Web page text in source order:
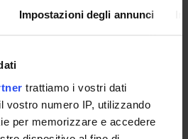
Impostazioni degli annunci
trattiamo i vostri dati
vostro numero IP, utilizzando
per memorizzare e accedere